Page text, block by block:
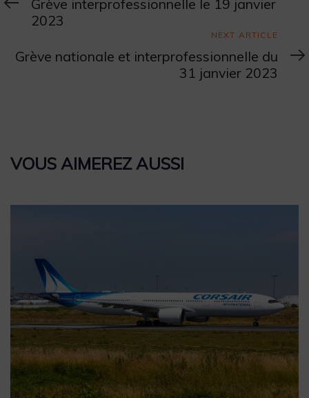
Grève interprofessionnelle le 19 janvier
2023
Article
NEXT ARTICLE
Grève nationale et interprofessionnelle du
31 janvier 2023
VOUS AIMEREZ AUSSI